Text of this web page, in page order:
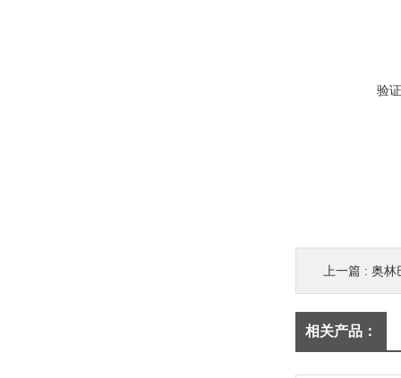
验
上一篇 : 奥林
相关产品：